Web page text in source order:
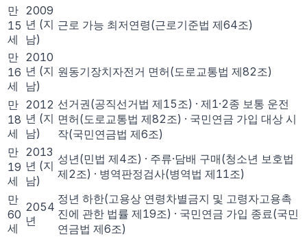
만
15
세
2009
년 (지
남)
근로 가능 최저연령(근로기준법 제64조)
만
16
세
2010
년 (지
남)
원동기장치자전거 면허(도로교통법 제82조)
만
18
세
2012
년 (지
남)
선거권(공직선거법 제15조) · 제1·2종 보통 운전
면허(도로교통법 제82조) · 국민연금 가입 대상 시
작(국민연금법 제6조)
만
19
세
2013
년 (지
남)
성년(민법 제4조) · 주류·담배 구매(청소년 보호법
제2조) · 병역판정검사(병역법 제11조)
만
60
세
2054
년
정년 하한(고용상 연령차별금지 및 고령자고용촉
진에 관한 법률 제19조) · 국민연금 가입 종료(국민
연금법 제6조)